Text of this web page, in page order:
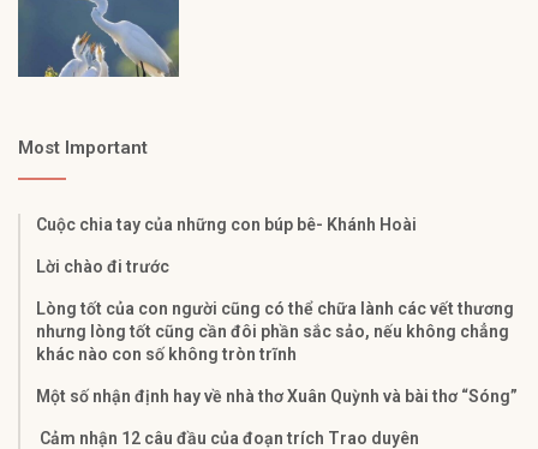
Most Important
Cuộc chia tay của những con búp bê- Khánh Hoài
Lời chào đi trước
Lòng tốt của con người cũng có thể chữa lành các vết thương
nhưng lòng tốt cũng cần đôi phần sắc sảo, nếu không chẳng
khác nào con số không tròn trĩnh
Một số nhận định hay về nhà thơ Xuân Quỳnh và bài thơ “Sóng”
Cảm nhận 12 câu đầu của đoạn trích Trao duyên